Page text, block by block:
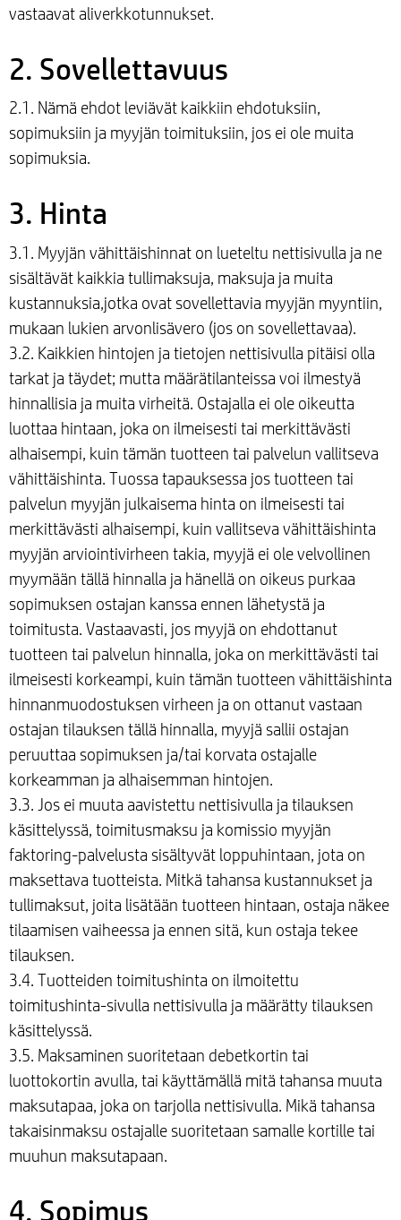
vastaavat aliverkkotunnukset.
2. Sovellettavuus
2.1. Nämä ehdot leviävät kaikkiin ehdotuksiin,
sopimuksiin ja myyjän toimituksiin, jos ei ole muita
sopimuksia.
3. Hinta
3.1. Myyjän vähittäishinnat on lueteltu nettisivulla ja ne
sisältävät kaikkia tullimaksuja, maksuja ja muita
kustannuksia,jotka ovat sovellettavia myyjän myyntiin,
mukaan lukien arvonlisävero (jos on sovellettavaa).
3.2. Kaikkien hintojen ja tietojen nettisivulla pitäisi olla
tarkat ja täydet; mutta määrätilanteissa voi ilmestyä
hinnallisia ja muita virheitä. Ostajalla ei ole oikeutta
luottaa hintaan, joka on ilmeisesti tai merkittävästi
alhaisempi, kuin tämän tuotteen tai palvelun vallitseva
vähittäishinta. Tuossa tapauksessa jos tuotteen tai
palvelun myyjän julkaisema hinta on ilmeisesti tai
merkittävästi alhaisempi, kuin vallitseva vähittäishinta
myyjän arviointivirheen takia, myyjä ei ole velvollinen
myymään tällä hinnalla ja hänellä on oikeus purkaa
sopimuksen ostajan kanssa ennen lähetystä ja
toimitusta. Vastaavasti, jos myyjä on ehdottanut
tuotteen tai palvelun hinnalla, joka on merkittävästi tai
ilmeisesti korkeampi, kuin tämän tuotteen vähittäishinta
hinnanmuodostuksen virheen ja on ottanut vastaan
ostajan tilauksen tällä hinnalla, myyjä sallii ostajan
peruuttaa sopimuksen ja/tai korvata ostajalle
korkeamman ja alhaisemman hintojen.
3.3. Jos ei muuta aavistettu nettisivulla ja tilauksen
käsittelyssä, toimitusmaksu ja komissio myyjän
faktoring-palvelusta sisältyvät loppuhintaan, jota on
maksettava tuotteista. Mitkä tahansa kustannukset ja
tullimaksut, joita lisätään tuotteen hintaan, ostaja näkee
tilaamisen vaiheessa ja ennen sitä, kun ostaja tekee
tilauksen.
3.4. Tuotteiden toimitushinta on ilmoitettu
toimitushinta-sivulla nettisivulla ja määrätty tilauksen
käsittelyssä.
3.5. Maksaminen suoritetaan debetkortin tai
luottokortin avulla, tai käyttämällä mitä tahansa muuta
maksutapaa, joka on tarjolla nettisivulla. Mikä tahansa
takaisinmaksu ostajalle suoritetaan samalle kortille tai
muuhun maksutapaan.
4. Sopimus